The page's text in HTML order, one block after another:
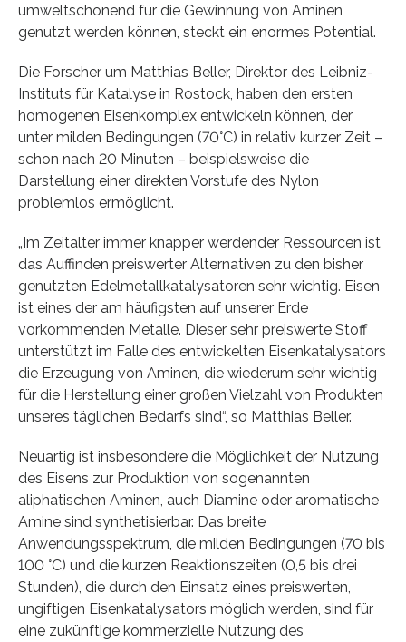
umweltschonend für die Gewinnung von Aminen
genutzt werden können, steckt ein enormes Potential.
Die Forscher um Matthias Beller, Direktor des Leibniz-
Instituts für Katalyse in Rostock, haben den ersten
homogenen Eisenkomplex entwickeln können, der
unter milden Bedingungen (70°C) in relativ kurzer Zeit –
schon nach 20 Minuten – beispielsweise die
Darstellung einer direkten Vorstufe des Nylon
problemlos ermöglicht.
„Im Zeitalter immer knapper werdender Ressourcen ist
das Auffinden preiswerter Alternativen zu den bisher
genutzten Edelmetallkatalysatoren sehr wichtig. Eisen
ist eines der am häufigsten auf unserer Erde
vorkommenden Metalle. Dieser sehr preiswerte Stoff
unterstützt im Falle des entwickelten Eisenkatalysators
die Erzeugung von Aminen, die wiederum sehr wichtig
für die Herstellung einer großen Vielzahl von Produkten
unseres täglichen Bedarfs sind“, so Matthias Beller.
Neuartig ist insbesondere die Möglichkeit der Nutzung
des Eisens zur Produktion von sogenannten
aliphatischen Aminen, auch Diamine oder aromatische
Amine sind synthetisierbar. Das breite
Anwendungsspektrum, die milden Bedingungen (70 bis
100 °C) und die kurzen Reaktionszeiten (0,5 bis drei
Stunden), die durch den Einsatz eines preiswerten,
ungiftigen Eisenkatalysators möglich werden, sind für
eine zukünftige kommerzielle Nutzung des